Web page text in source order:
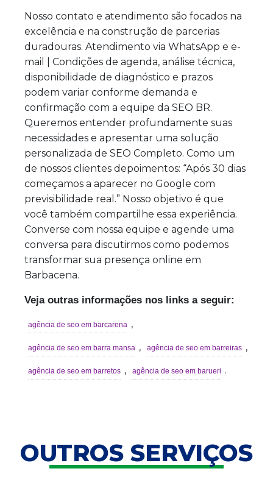
Nosso contato e atendimento são focados na
excelência e na construção de parcerias
duradouras. Atendimento via WhatsApp e e-
mail | Condições de agenda, análise técnica,
disponibilidade de diagnóstico e prazos
podem variar conforme demanda e
confirmação com a equipe da SEO BR.
Queremos entender profundamente suas
necessidades e apresentar uma solução
personalizada de SEO Completo. Como um
de nossos clientes depoimentos: “Após 30 dias
começamos a aparecer no Google com
previsibilidade real.” Nosso objetivo é que
você também compartilhe essa experiência.
Converse com nossa equipe e agende uma
conversa para discutirmos como podemos
transformar sua presença online em
Barbacena.
Veja outras informações nos links a seguir:
agência de seo em barcarena ,
agência de seo em barra mansa , agência de seo em barreiras ,
agência de seo em barretos , agência de seo em barueri .
OUTROS SERVIÇOS